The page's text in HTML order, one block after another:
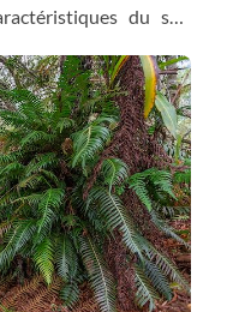
du sud
vous pourrez
Basse Vallée depuis